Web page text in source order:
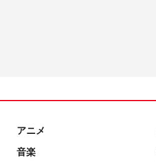
アニメ
音楽